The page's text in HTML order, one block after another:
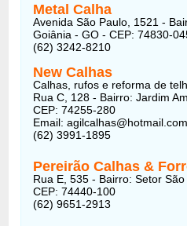
Metal Calha
Avenida São Paulo, 1521 -
Goiânia - GO - CEP: 74830-
(62) 3242-8210
New Calhas
Calhas, rufos e reforma de
Rua C, 128 - Bairro: Jardim
CEP: 74255-280
Email:agilcalhas@hotmail.com
(62) 3991-1895
Pereirão Calhas &
Rua E, 535 - Bairro: Setor
CEP: 74440-100
(62) 9651-2913